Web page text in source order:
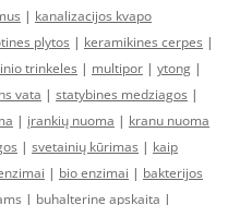
| kanalizacijos kvapo
plytos | keramikines cerpes |
trinkeles | multipor | ytong |
vata | statybines medziagos |
| įrankių nuoma | kranu nuoma
| svetainių kūrimas | kaip
| bio enzimai | bakterijos
| buhalterine apskaita |